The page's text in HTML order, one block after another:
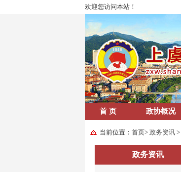
欢迎您访问本站！
首 页 政协概况
当前位置： 首页> 政务资讯 >
政务资讯